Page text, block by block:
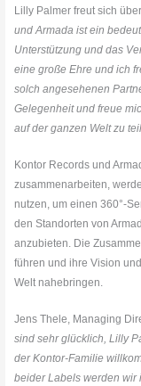
Lilly Palmer freut sich
und Armada ist ein
Unterstützung und das
eine große Ehre und ich
solch angesehenen
Gelegenheit und freue
auf der ganzen Welt zu
Kontor Records und
zusammenarbeiten,
nutzen, um einen 360°-
den Standorten von
anzubieten. Die
führen und ihre Vision
Welt nahebringen.
Jens Thele, Managing
sind sehr glücklich, Lilly
der Kontor-Familie
beider Labels werden wir